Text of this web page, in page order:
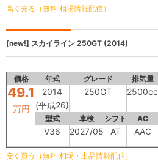
高く売る（無料 相場情報配信）
[new!] スカイライン 250GT (2014)
価格 年式 グレード 排気量
49.1
万円
2014
(平成26)
250GT 2500cc
型式 車検 シフト AC
V36 2027/05 AT AAC
安く買う（無料 相場・出品情報配信）